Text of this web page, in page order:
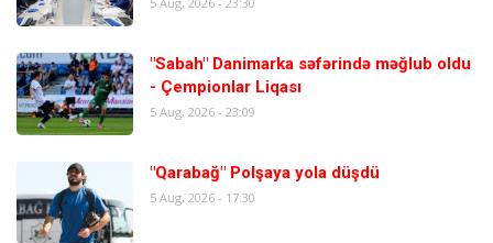
"Sabah" Danimarka səfərində məğlub oldu
- Çempionlar Liqası
5 Aug, 2026 - 23:09
"Qarabağ" Polşaya yola düşdü
5 Aug, 2026 - 17:30